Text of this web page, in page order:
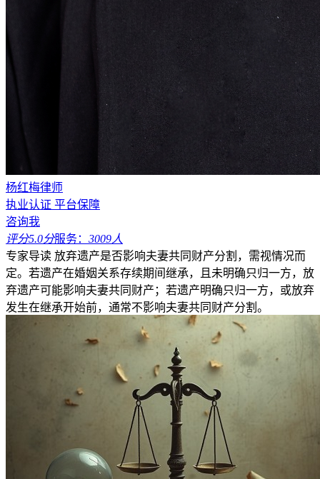
杨红梅律师
执业认证 平台保障
咨询我
评分5.0分服务： 3009人
专家导读 放弃遗产是否影响夫妻共同财产分割，需视情况而
定。若遗产在婚姻关系存续期间继承，且未明确只归一方，放
弃遗产可能影响夫妻共同财产；若遗产明确只归一方，或放弃
发生在继承开始前，通常不影响夫妻共同财产分割。